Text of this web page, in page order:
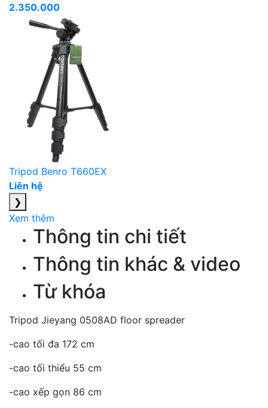
2.350.000
Tripod Benro T660EX
Liên hệ
❯
Xem thêm
Thông tin chi tiết
Thông tin khác & video
Từ khóa
Tripod Jieyang 0508AD floor spreader
-cao tối đa 172 cm
-cao tối thiểu 55 cm
-cao xếp gọn 86 cm